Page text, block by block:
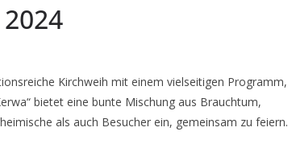
Kirchweih mit einem vielseitigen Programm,
bietet eine bunte Mischung aus Brauchtum,
als auch Besucher ein, gemeinsam zu feiern.